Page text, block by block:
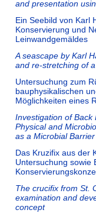
and presentation
Ein Seebild von Karl
Konservierung und
Leinwandgemäldes
A seascape by Karl
and re-stretching of
Untersuchung zum
bauphysikalischen
Möglichkeiten eines
Investigation of Back
Physical and
as a Microbial Barrier
Das Kruzifix aus der
Untersuchung sowie
The crucifix from St.
examination and
concept